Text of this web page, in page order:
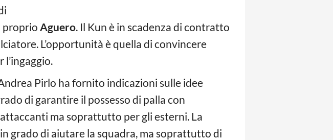
proprio Aguero. Il Kun è in scadenza di contratto
L’opportunità è quella di convincere
Pirlo ha fornito indicazioni sulle idee
di garantire il possesso di palla con
ma soprattutto per gli esterni. La
grado di aiutare la squadra, ma soprattutto di